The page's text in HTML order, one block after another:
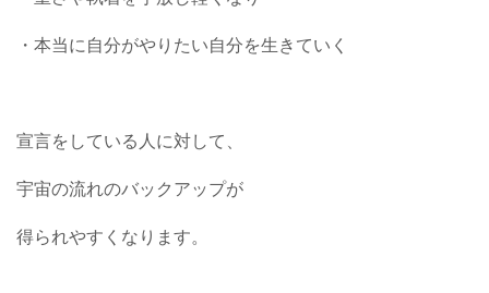
・本当に自分がやりたい自分を生きていく
宣言をしている人に対して、
宇宙の流れのバックアップが
得られやすくなります。